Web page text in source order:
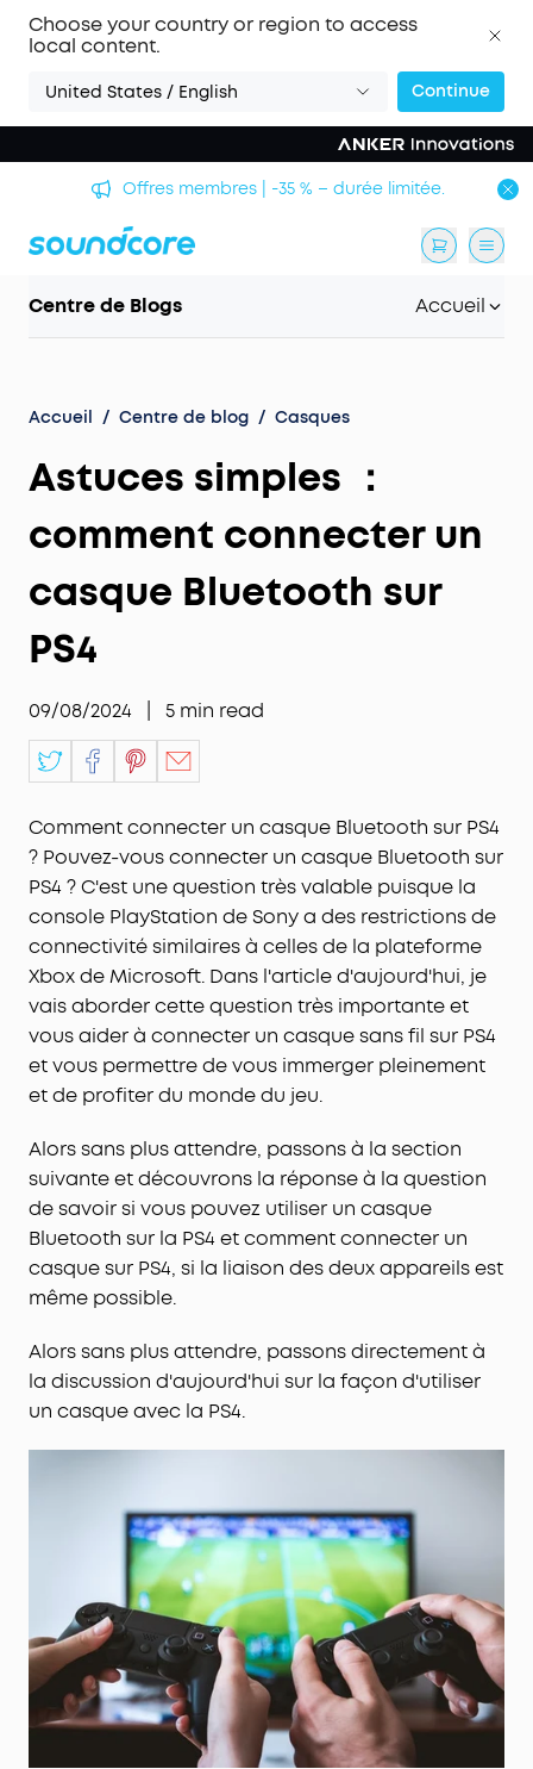
Choose your country or region to access
local content.
United States / English Continue
Offres membres | -35 % – durée limitée.
Centre de Blogs Accueil
Accueil / Centre de blog / Casques
Astuces simples ：
comment connecter un
casque Bluetooth sur
PS4
09/08/2024 5 min read
Comment connecter un casque Bluetooth sur PS4
? Pouvez-vous connecter un casque Bluetooth sur
PS4 ? C'est une question très valable puisque la
console PlayStation de Sony a des restrictions de
connectivité similaires à celles de la plateforme
Xbox de Microsoft. Dans l'article d'aujourd'hui, je
vais aborder cette question très importante et
vous aider à connecter un casque sans fil sur PS4
et vous permettre de vous immerger pleinement
et de profiter du monde du jeu.
Alors sans plus attendre, passons à la section
suivante et découvrons la réponse à la question
de savoir si vous pouvez utiliser un casque
Bluetooth sur la PS4 et comment connecter un
casque sur PS4, si la liaison des deux appareils est
même possible.
Alors sans plus attendre, passons directement à
la discussion d'aujourd'hui sur la façon d'utiliser
un casque avec la PS4.